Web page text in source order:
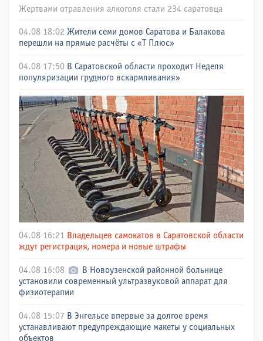
Жертвами отравления алкоголя стали 234 саратовца
04.08 18:02 Жители семи домов Саратова и Балакова
перешли на прямые расчёты с «Т Плюс»
04.08 17:50 В Саратовской области проходит Неделя
популяризации грудного вскармливания»
04.08 16:21 Владельцев самокатов в Саратовской области
ждут регистрация, номера и новые штрафы
04.08 16:08
В Новоузенской районной больнице
установили современный ультразвуковой аппарат для
физиотерапии
04.08 15:07 В Энгельсе впервые за долгое время
устанавливают предупреждающие макеты у социальных
объектов